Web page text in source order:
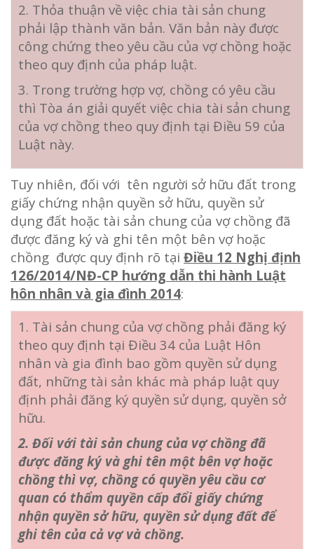
2. Thỏa thuận về việc chia tài sản chung
phải lập thành văn bản. Văn bản này được
công chứng theo yêu cầu của vợ chồng hoặc
theo quy định của pháp luật.
3. Trong trường hợp vợ, chồng có yêu cầu
thì Tòa án giải quyết việc chia tài sản chung
của vợ chồng theo quy định tại Điều 59 của
Luật này.
Tuy nhiên, đối với tên người sở hữu đất trong
giấy chứng nhận quyền sở hữu, quyền sử
dụng đất hoặc tài sản chung của vợ chồng đã
được đăng ký và ghi tên một bên vợ hoặc
chồng được quy định rõ tại Điều 12 Nghị định
126/2014/NĐ-CP hướng dẫn thi hành Luật
hôn nhân và gia đình 2014:
1. Tài sản chung của vợ chồng phải đăng ký
theo quy định tại Điều 34 của Luật Hôn
nhân và gia đình bao gồm quyền sử dụng
đất, những tài sản khác mà pháp luật quy
định phải đăng ký quyền sử dụng, quyền sở
hữu.
2. Đối với tài sản chung của vợ chồng đã
được đăng ký và ghi tên một bên vợ hoặc
chồng thì vợ, chồng có quyền yêu cầu cơ
quan có thẩm quyền cấp đổi giấy chứng
nhận quyền sở hữu, quyền sử dụng đất để
ghi tên của cả vợ và chồng.